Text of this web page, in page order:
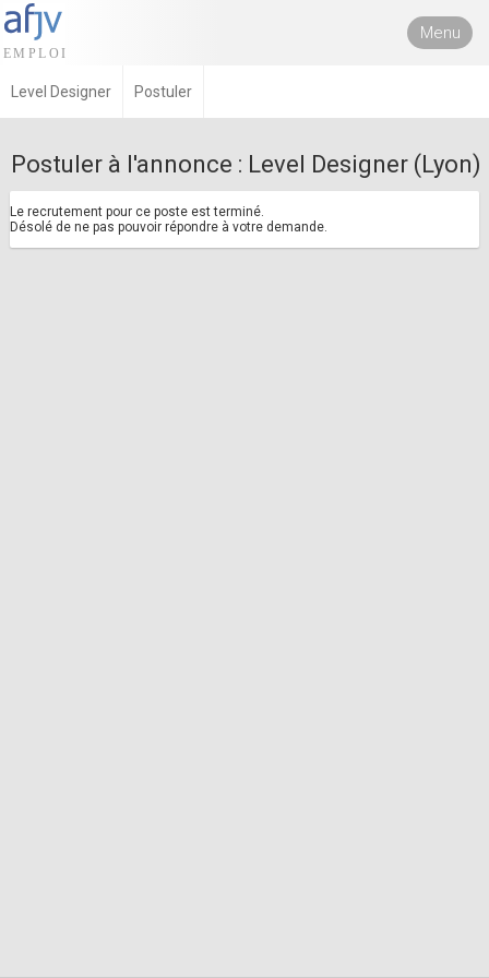
Menu
Level Designer Postuler
Postuler à l'annonce : Level Designer (Lyon)
Le recrutement pour ce poste est terminé.
Désolé de ne pas pouvoir répondre à votre demande.